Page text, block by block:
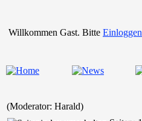
Willkommen Gast. Bitte Einloggen
(Moderator: Harald)